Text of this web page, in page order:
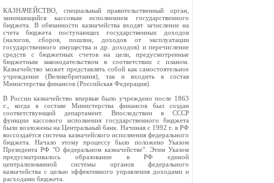
КАЗНАЧЕЙСТВО, специальный правительственный орган,
занимающийся кассовым исполнением государственного
бюджета. В обязанности казначейства входят зачисление на
счета бюджета поступающих государственных доходов
(налогов, сборов, пошлин, доходов от эксплуатации
государственного имущества и др. доходов) и перечисление
средств с бюджетных счетов на цели, предусмотренные
бюджетным законодательством в соответствии с планом.
Казначейство может представлять собой как самостоятельное
учреждение (Великобритания), так и входить в состав
Министерства финансов (Российская Федерация).
В России казначейство впервые было учреждено после 1863
г., когда в составе Министерства финансов был создан
соответствующий департамент. Впоследствии в СССР
функции кассового исполнения государственного бюджета
были возложены на Центральный банк. Начиная с 1992 г. в РФ
воссоздаётся система казначейского исполнения федерального
бюджета. Начало этому процессу было положено Указом
Президента РФ "О федеральном казначействе". Этим Указом
предусматривалось образование в РФ единой
централизованной системы органов федерального
казначейства с целью эффективного управления доходами и
расходами бюджета.